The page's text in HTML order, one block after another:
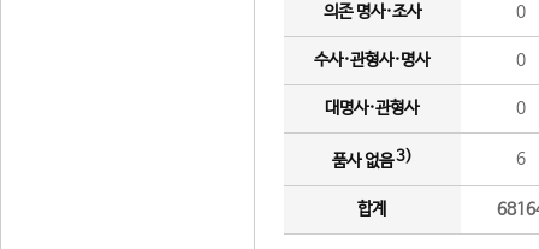
의존 명사·조사 0
수사·관형사·명사 0
대명사·관형사 0
품사 없음3) 6
합계